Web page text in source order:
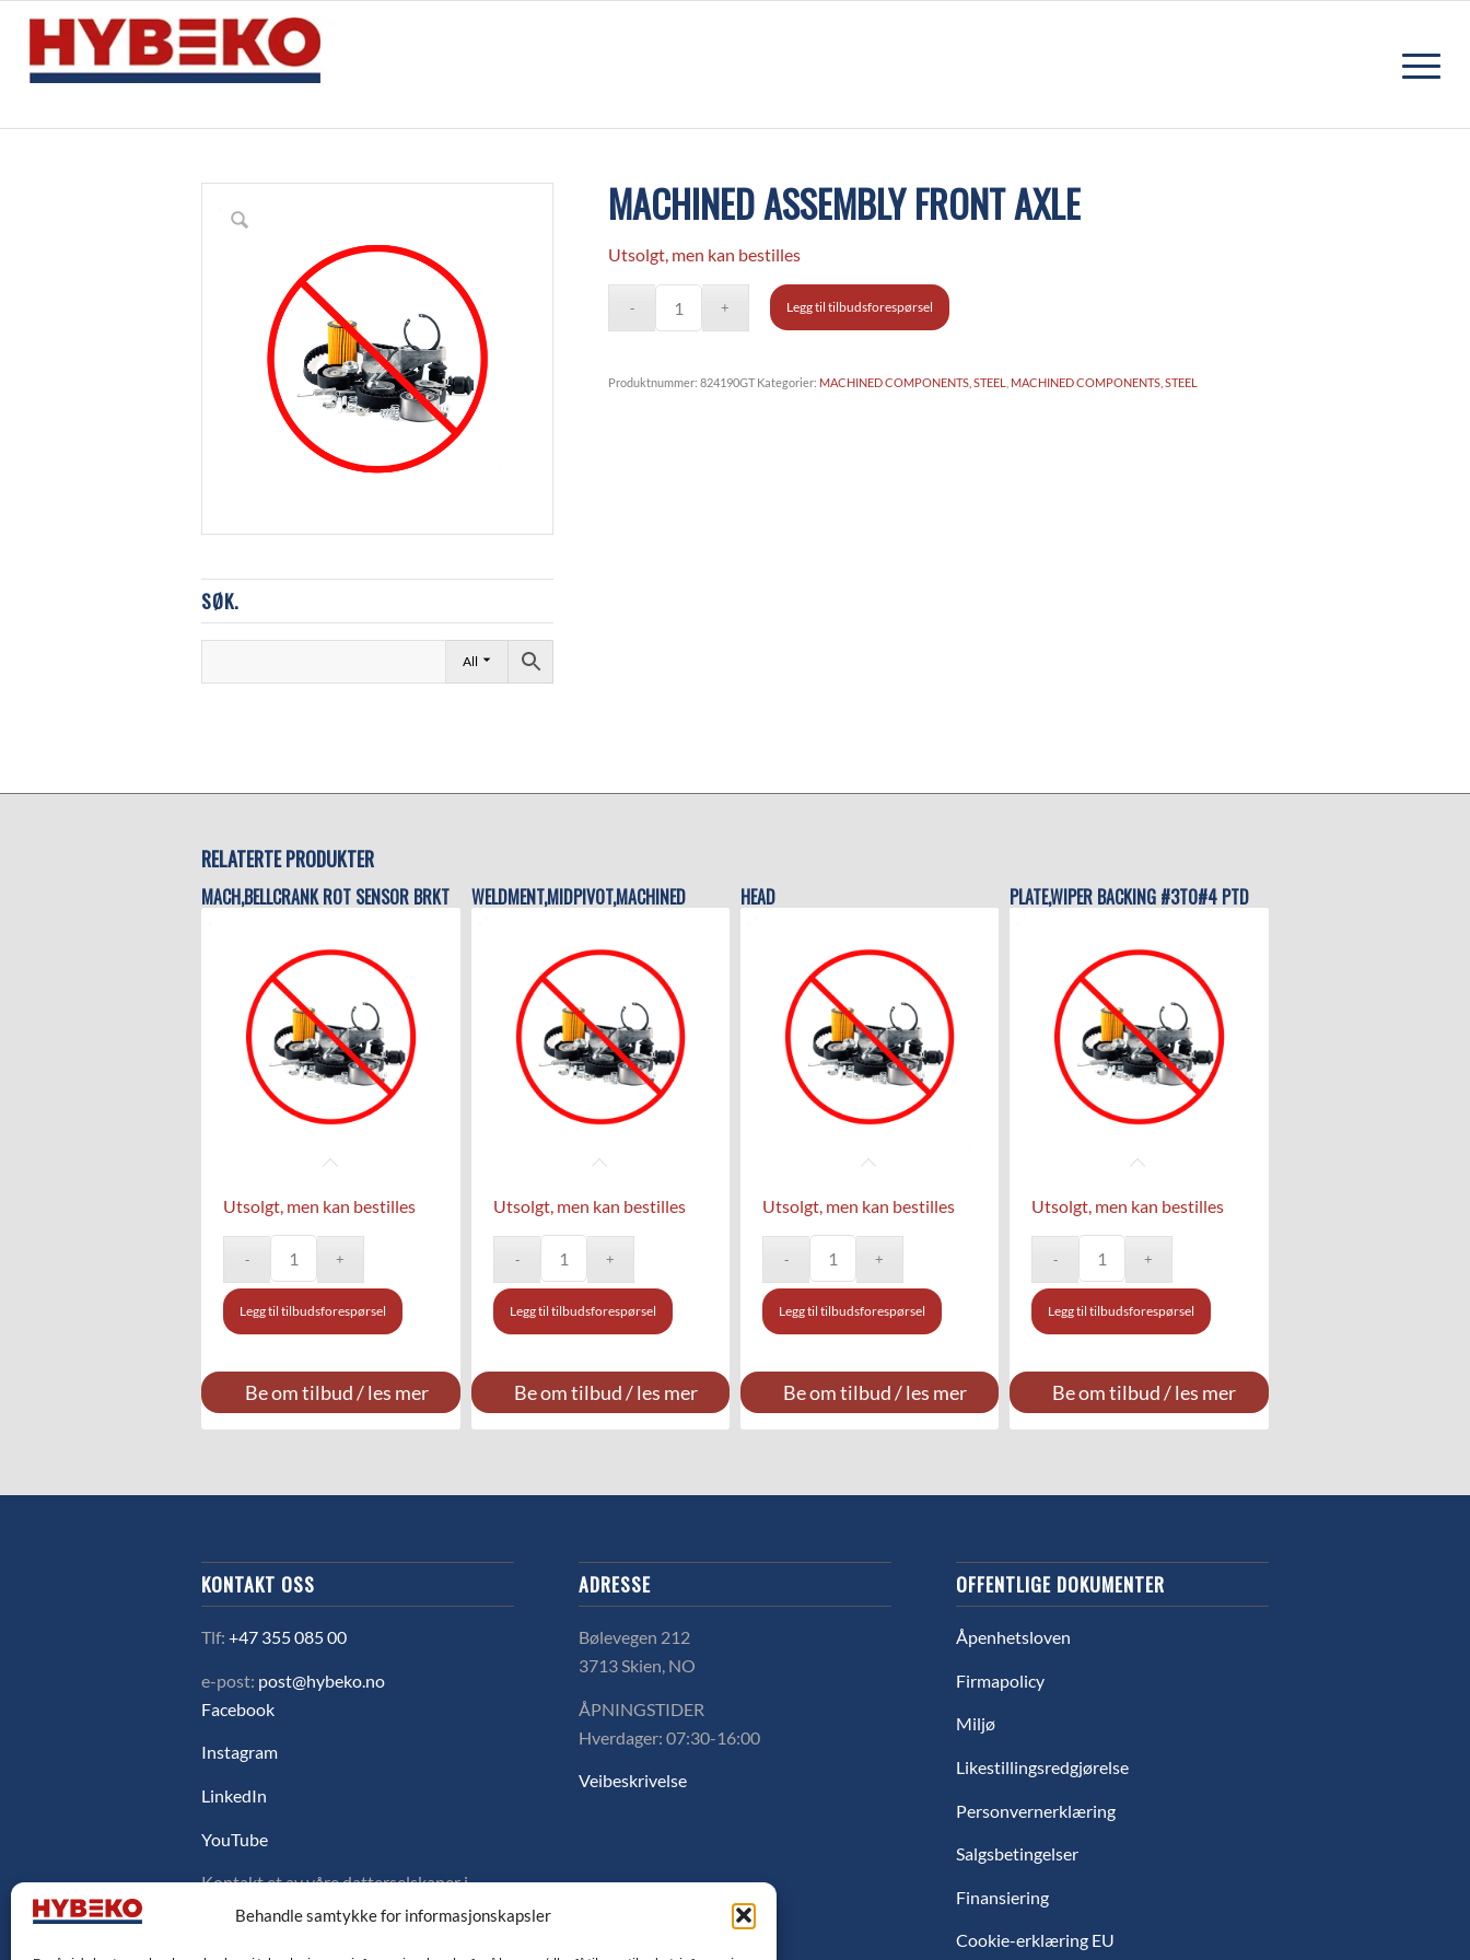
Behandle samtykke for informasjonskapsler
SØK.
All
MACHINED ASSEMBLY FRONT AXLE
Utsolgt, men kan bestilles
Legg til tilbudsforespørsel
Produktnummer:824190GT Kategorier: MACHINED COMPONENTS, STEEL MACHINED COMPONENTS, STEEL
RELATERTE PRODUKTER
MACH,BELLCRANK ROT SENSOR BRKT
Utsolgt, men kan bestilles
Legg til tilbudsforespørsel
Be om tilbud / les mer
WELDMENT,MIDPIVOT,MACHINED
Utsolgt, men kan bestilles
Legg til tilbudsforespørsel
Be om tilbud / les mer
HEAD
Utsolgt, men kan bestilles
Legg til tilbudsforespørsel
Be om tilbud / les mer
PLATE,WIPER BACKING #3TO#4 PTD
Utsolgt, men kan bestilles
Legg til tilbudsforespørsel
Be om tilbud / les mer
KONTAKT OSS
Tlf:+47 355 085 00
e-post: post@hybeko.no
Facebook
Instagram
LinkedIn
YouTube
Kontakt et av våre datterselskaper i
Sverige, Danmark eller Finland ved å
ADRESSE
Bølevegen 212
3713 Skien, NO
ÅPNINGSTIDER
Hverdager: 07:30-16:00
Veibeskrivelse
OFFENTLIGE DOKUMENTER
Åpenhetsloven
Firmapolicy
Miljø
Likestillingsredgjørelse
Personvernerklæring
Salgsbetingelser
Finansiering
Cookie-erklæring EU